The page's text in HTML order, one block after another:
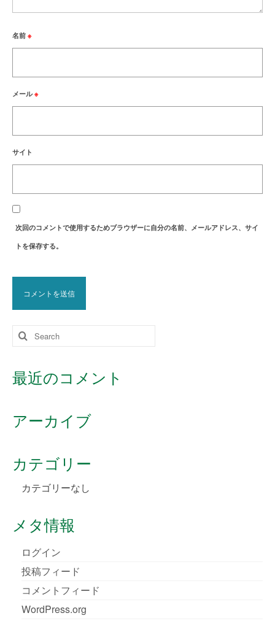
名前 ※
メール※
サイト
次回のコメントで使用するためブラウザーに自分の名前、メールアドレス、サイ
トを保存する。
Search
最近のコメント
アーカイブ
カテゴリー
カテゴリーなし
メタ情報
ログイン
投稿フィード
コメントフィード
WordPress.org